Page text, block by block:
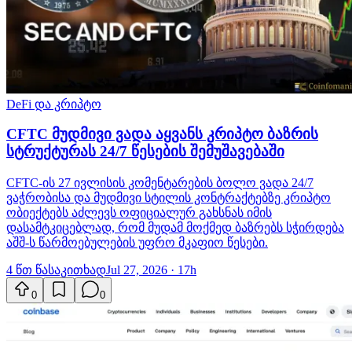
DeFi და კრიპტო
CFTC მუდმივი ვადა აყვანს კრიპტო ბაზრის
სტრუქტურას 24/7 წესების შემუშავებაში
CFTC-ის 27 ივლისის კომენტარების ბოლო ვადა 24/7
ვაჭრობისა და მუდმივი სტილის კონტრაქტებზე კრიპტო
ობიექტებს აძლევს ოფიციალურ გახსნას იმის
დასამტკიცებლად, რომ მუდამ მოქმედ ბაზრებს სჭირდება
აშშ-ს წარმოებულების უფრო მკაფიო წესები.
4 წთ წასაკითხადJul 27, 2026 · 17h
0 0